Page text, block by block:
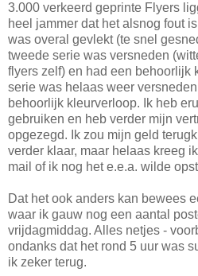
3.000 verkeerd geprinte Flyers
heel jammer dat het alsnog fout
was overal gevlekt (te snel
tweede serie was versneden
flyers zelf) en had een behoorlijk
serie was helaas weer
behoorlijk kleurverloop. Ik heb
gebruiken en heb verder mijn
opgezegd. Ik zou mijn geld
verder klaar, maar helaas kreeg
mail of ik nog het e.e.a. wilde
Dat het ook anders kan bewees
waar ik gauw nog een aantal
vrijdagmiddag. Alles netjes -
ondanks dat het rond 5 uur was
ik zeker terug.